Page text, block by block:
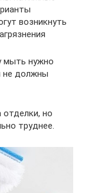
возникнуть
мыть нужно
не должны
отделки, но
труднее.